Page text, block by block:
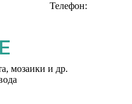
Телефон:
мозаики и др.